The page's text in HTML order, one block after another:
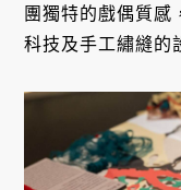
團獨特的戲偶質感
科技及手工繡縫的